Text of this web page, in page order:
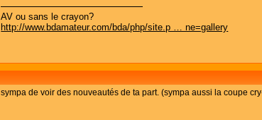
AV ou sans le crayon?
http://www.bdamateur.com/bda/php/site.p … ne=gallery
sympa de voir des nouveautés de ta part. (sympa aussi la coupe